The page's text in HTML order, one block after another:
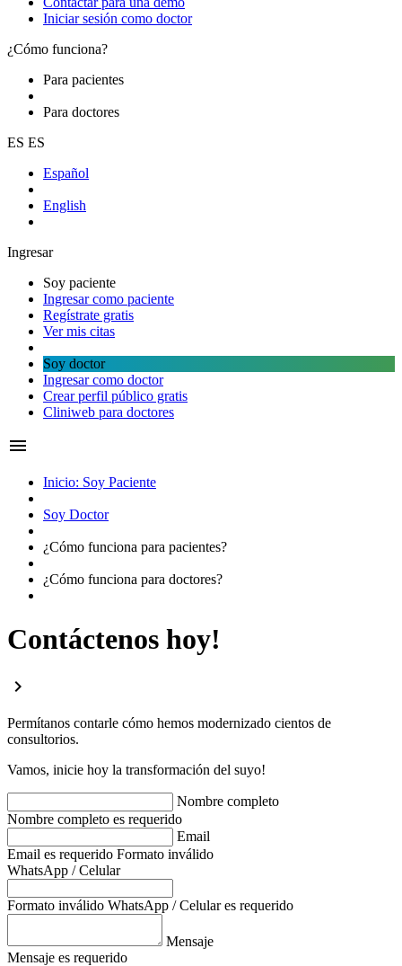
Iniciar sesión como doctor
¿Cómo funciona?
Para pacientes
Para doctores
ES ES
Español
English
Ingresar
Soy paciente
Ingresar como paciente
Regístrate gratis
Ver mis citas
Soy doctor
Ingresar como doctor
Crear perfil público gratis
Cliniweb para doctores
menu
Inicio: Soy Paciente
Soy Doctor
¿Cómo funciona para pacientes?
¿Cómo funciona para doctores?
Contáctenos hoy!
chevron_right
Permítanos contarle cómo hemos modernizado cientos de
consultorios.
Vamos, inicie hoy la transformación del suyo!
Nombre completo
Nombre completo es requerido
Email
Email es requerido Formato inválido
WhatsApp / Celular
Formato inválido WhatsApp / Celular es requerido
Mensaje
Mensaje es requerido